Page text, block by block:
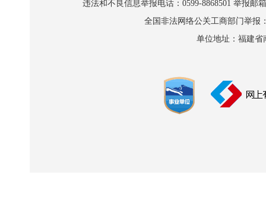
违法和不良信息举报电话：0599-8868501 举报邮
全国非法网络公关工商部门举报
单位地址：福建省